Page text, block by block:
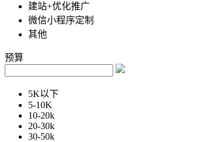
建站+优化推广
微信小程序定制
其他
预算
5K以下
5-10K
10-20k
20-30k
30-50k